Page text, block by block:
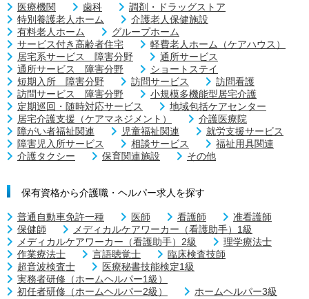
医療機関 歯科
調剤・ドラッグストア
特別養護老人ホーム
介護老人保健施設
有料老人ホーム
グループホーム
サービス付き高齢者住宅
軽費老人ホーム（ケアハウス）
居宅系サービス 障害分野
通所サービス
通所サービス 障害分野
ショートステイ
短期入所 障害分野
訪問サービス
訪問看護
訪問サービス 障害分野
小規模多機能型居宅介護
定期巡回・随時対応サービス
地域包括ケアセンター
居宅介護支援（ケアマネジメント）
介護医療院
障がい者福祉関連
児童福祉関連
就労支援サービス
障害児入所サービス
相談サービス
福祉用具関連
介護タクシー
保育関連施設 その他
保有資格から介護職・ヘルパー求人を探す
普通自動車免許一種 医師 看護師
准看護師
保健師
メディカルケアワーカー（看護助手）1級
メディカルケアワーカー（看護助手）2級
理学療法士
作業療法士
言語聴覚士
臨床検査技師
超音波検査士
医療秘書技能検定1級
実務者研修（ホームヘルパー1級）
初任者研修（ホームヘルパー2級）
ホームヘルパー3級